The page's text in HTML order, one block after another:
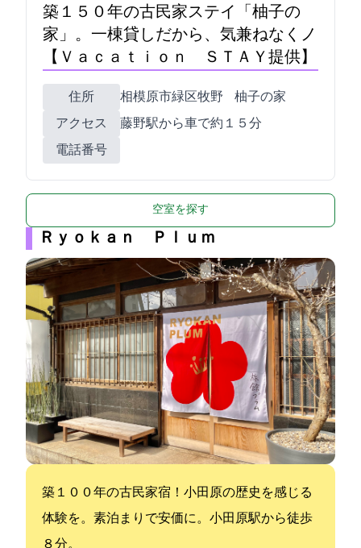
築１５０年の古民家ステイ「柚子の
家」。一棟貸しだから、気兼ねなくノ
【Ｖａｃａｔｉｏｎ ＳＴＡＹ提供】
住所
相模原市緑区牧野12117-1 柚子の家
アクセス
藤野駅から車で約１５分
電話番号
空室を探す
Ｒｙｏｋａｎ Ｐｌｕｍ
築１００年の古民家宿！小田原の歴史を感じる
体験を。素泊まりで安価に。小田原駅から徒歩
８分。